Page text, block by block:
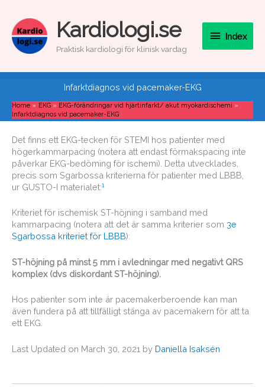
content
Kardiologi.se
Praktisk kardiologi för klinisk vardag
Index
Index
Infarktdiagnos vid pacemaker-EKG
Home EKG
EKG-förändringar vid hjärtinfarkt/ akut myokardischemi
Infarktdiagnos vid pacemaker-EKG
Det finns ett EKG-tecken för STEMI hos patienter med
högerkammarpacing (notera att endast förmakspacing inte
påverkar EKG-bedöming för ischemi). Detta utvecklades,
precis som Sgarbossa kriterierna för patienter med LBBB,
ur GUSTO-I materialet:1
Kriteriet för ischemisk ST-höjning i samband med
kammarpacing (notera att det är samma kriterier som 3e
Sgarbossa kriteriet för LBBB):
ST-höjning på minst 5 mm i avledningar med negativt QRS
komplex (dvs diskordant ST-höjning).
Hos patienter som inte är pacemakerberoende kan man
även fundera på att tillfälligt stänga av pacemakern för att ta
ett EKG.
Last Updated on March 30, 2021 by Daniella Isaksén